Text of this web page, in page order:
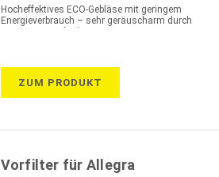
Hocheffektives ECO-Gebläse mit geringem
Energieverbrauch – sehr geräuscharm durch
innovative Technik
ZUM PRODUKT
Vorfilter für Allegra